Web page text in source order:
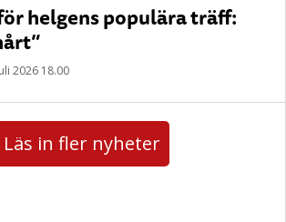
helgens populära träff:
2026 18.00
Läs in fler nyheter